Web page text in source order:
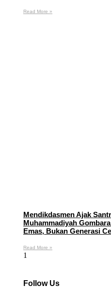
Read More »
Mendikdasmen Ajak
Muhammadiyah
Emas, Bukan Generasi
Read More »
Follow Us